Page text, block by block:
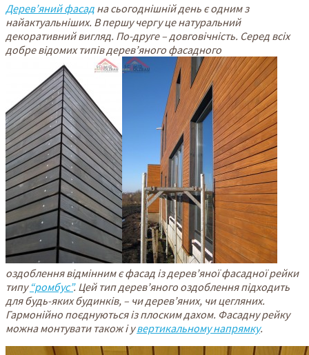
Дерев’яний фасад на сьогоднішній день є одним з
найактуальніших. В першу чергу це натуральний
декоративний вигляд. По-друге – довговічність. Серед всіх
добре відомих типів дерев’яного фасадного
оздоблення відмінним є фасад із дерев’яної фасадної рейки
типу “ромбус”. Цей тип дерев’яного оздоблення підходить
для будь-яких будинків, – чи дерев’яних, чи цегляних.
Гармонійно поєднуються із плоским дахом. Фасадну рейку
можна монтувати також і у вертикальному напрямку.